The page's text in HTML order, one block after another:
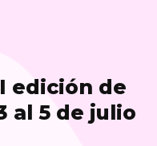
edición de
al 5 de julio